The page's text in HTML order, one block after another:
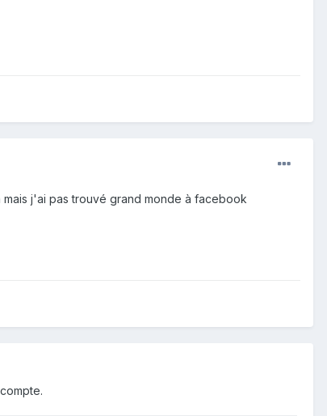
j'ai pas trouvé grand monde à facebook